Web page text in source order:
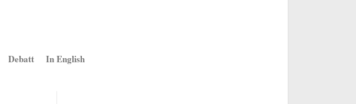
Debatt In English